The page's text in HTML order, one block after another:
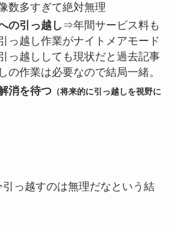
数多すぎて絶対無理
の引っ越し⇒年間サービス料も
っ越し作業がナイトメアモード
っ越ししても現状だと過去記事
の作業は必要なので結局一緒。
消を待つ（将来的に引っ越しを視野に
引っ越すのは無理だなという結